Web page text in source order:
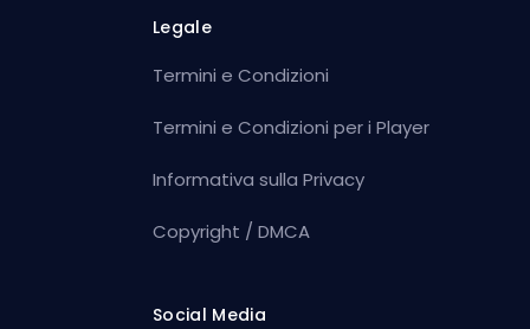
Legale
Termini e Condizioni
Termini e Condizioni per i Player
Informativa sulla Privacy
Copyright / DMCA
Social Media